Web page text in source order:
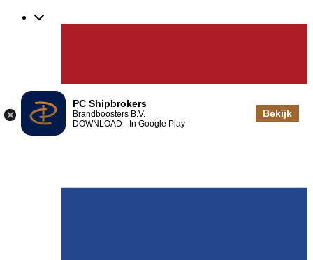
PC Shipbrokers
Brandboosters B.V.
DOWNLOAD - In Google Play
Bekijk